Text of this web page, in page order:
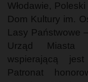
Włodawie,
Dom Kultury im.
Lasy Państwowe
Urząd Miasta
wspierającą
Patronat